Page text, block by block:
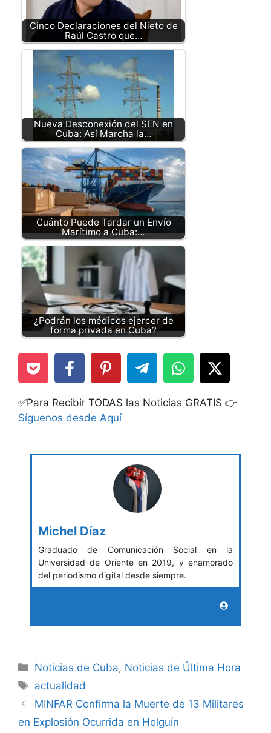
Cinco Declaraciones del Nieto de
Raúl Castro que…
Nueva Desconexión del SEN en
Cuba: Así Marcha la…
Cuánto Puede Tardar un Envío
Marítimo a Cuba:…
¿Podrán los médicos ejercer de
forma privada en Cuba?
✅Para Recibir TODAS las Noticias GRATIS 👉
Síguenos desde Aquí
Michel Díaz
Graduado de Comunicación Social en la
Universidad de Oriente en 2019, y enamorado
del periodismo digital desde siempre.
Categories
Noticias de Cuba, Noticias de Última Hora
Tags
actualidad
MINFAR Confirma la Muerte de 13 Militares
en Explosión Ocurrida en Holguín